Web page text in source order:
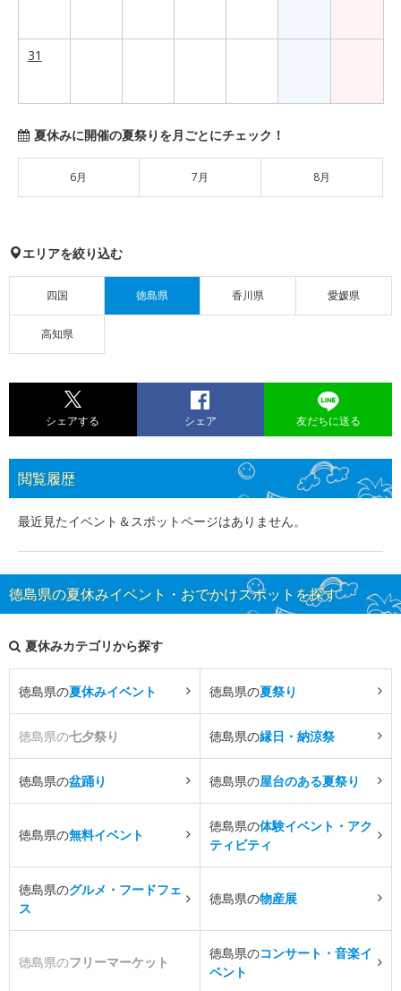
31
夏休みに開催の夏祭りを月ごとにチェック！
6月 7月 8月
エリアを絞り込む
四国 徳島県 香川県 愛媛県
高知県
シェアする シェア 友だちに送る
閲覧履歴
最近見たイベント＆スポットページはありません。
徳島県の夏休みイベント・おでかけスポットを探す
夏休みカテゴリから探す
徳島県の夏休みイベント 徳島県の夏祭り
徳島県の七夕祭り 徳島県の縁日・納涼祭
徳島県の盆踊り 徳島県の屋台のある夏祭り
徳島県の無料イベント
徳島県の体験イベント・アク
ティビティ
徳島県のグルメ・フードフェ
ス
徳島県の物産展
徳島県のフリーマーケット
徳島県のコンサート・音楽イ
ベント